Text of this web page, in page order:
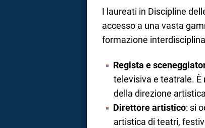
I laureati in Discipline
accesso a una vasta
formazione
Regista e
televisiva e teatrale.
della direzione
Direttore artistico: si
artistica di teatri,